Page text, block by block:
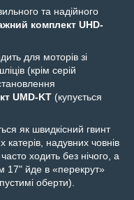
та надійного
комплект UHD-
для моторів зі
(крім серій
UMD-KT (купується
як швидкісний гвинт
катерів, надувних човнів
ходить без нічого, а
17" йде в «перекрут»
оберти).